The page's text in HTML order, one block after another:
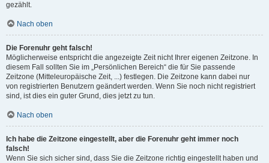
gezählt.
Nach oben
Die Forenuhr geht falsch!
Möglicherweise entspricht die angezeigte Zeit nicht Ihrer eigenen Zeitzone. In
diesem Fall sollten Sie im „Persönlichen Bereich“ die für Sie passende
Zeitzone (Mitteleuropäische Zeit, ...) festlegen. Die Zeitzone kann dabei nur
von registrierten Benutzern geändert werden. Wenn Sie noch nicht registriert
sind, ist dies ein guter Grund, dies jetzt zu tun.
Nach oben
Ich habe die Zeitzone eingestellt, aber die Forenuhr geht immer noch
falsch!
Wenn Sie sich sicher sind, dass Sie die Zeitzone richtig eingestellt haben und